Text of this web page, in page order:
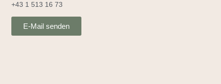
+43 1 513 16 73
E-Mail senden